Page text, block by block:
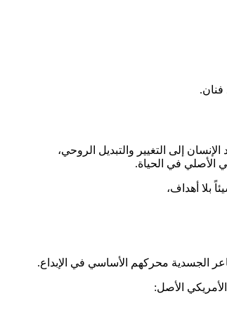
فنان.
إلى التغيير والتبديل الروحي،
الأصلي في الحياة.
بلا أهداف،
الجسدية محركهم الأساسي في الإبداع.
الأمريكي الأصل: